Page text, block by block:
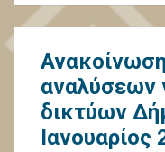
αναλύσεων
δικτύων
Ιανουαρίος